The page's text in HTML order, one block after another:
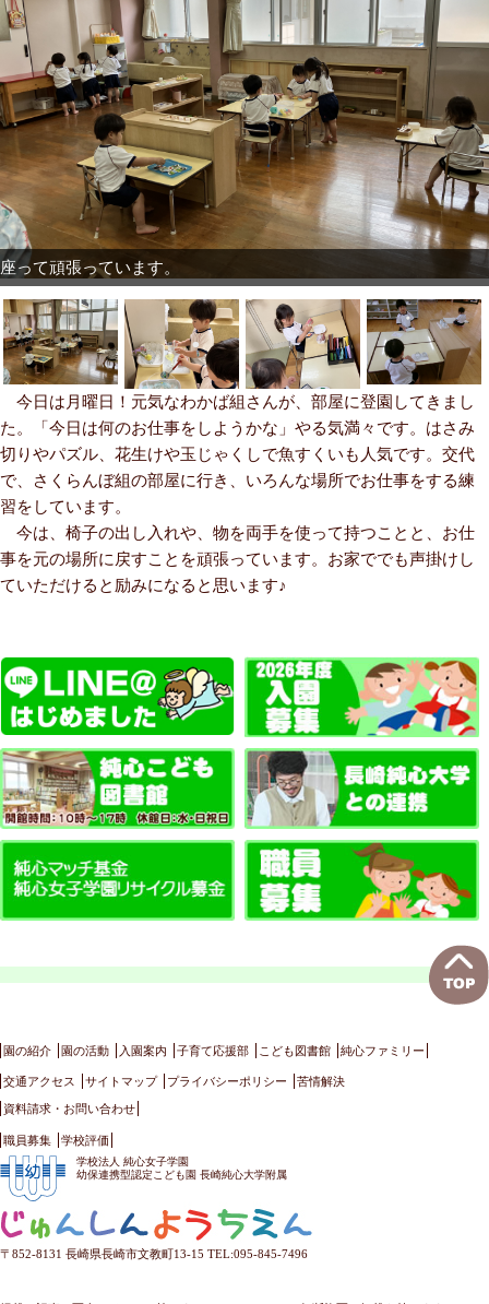
座って頑張っています。
今日は月曜日！元気なわかば組さんが、部屋に登園してきまし
た。「今日は何のお仕事をしようかな」やる気満々です。はさみ
切りやパズル、花生けや玉じゃくしで魚すくいも人気です。交代
で、さくらんぼ組の部屋に行き、いろんな場所でお仕事をする練
習をしています。
今は、椅子の出し入れや、物を両手を使って持つことと、お仕
事を元の場所に戻すことを頑張っています。お家ででも声掛けし
ていただけると励みになると思います♪
園の紹介 園の活動 入園案内 子育て応援部 こども図書館 純心ファミリー
交通アクセス サイトマップ プライバシーポリシー 苦情解決
資料請求・お問い合わせ
職員募集 学校評価
学校法人 純心女子学園
幼保連携型認定こども園 長崎純心大学附属
〒852-8131 長崎県長崎市文教町13-15 TEL:095-845-7496